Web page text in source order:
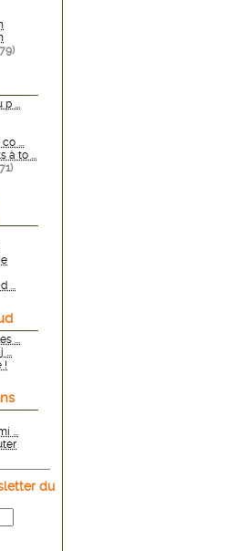
79)
p ...
...
à to ...
71)
...
...
...
!
...
du